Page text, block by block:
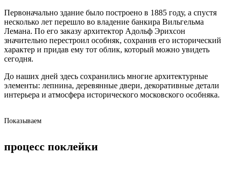
Первоначально здание было построено в 1885 году, а спустя
несколько лет перешло во владение банкира Вильгельма
Лемана. По его заказу архитектор Адольф Эрихсон
значительно перестроил особняк, сохранив его исторический
характер и придав ему тот облик, который можно увидеть
сегодня.
До наших дней здесь сохранились многие архитектурные
элементы: лепнина, деревянные двери, декоративные детали
интерьера и атмосфера исторического московского особняка.
Показываем
процесс поклейки